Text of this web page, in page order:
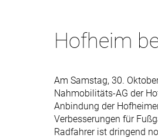
Hofheim
Am Samstag, 30.
Nahmobilitäts-AG der
Anbindung der
Verbesserungen für
Radfahrer ist dringend